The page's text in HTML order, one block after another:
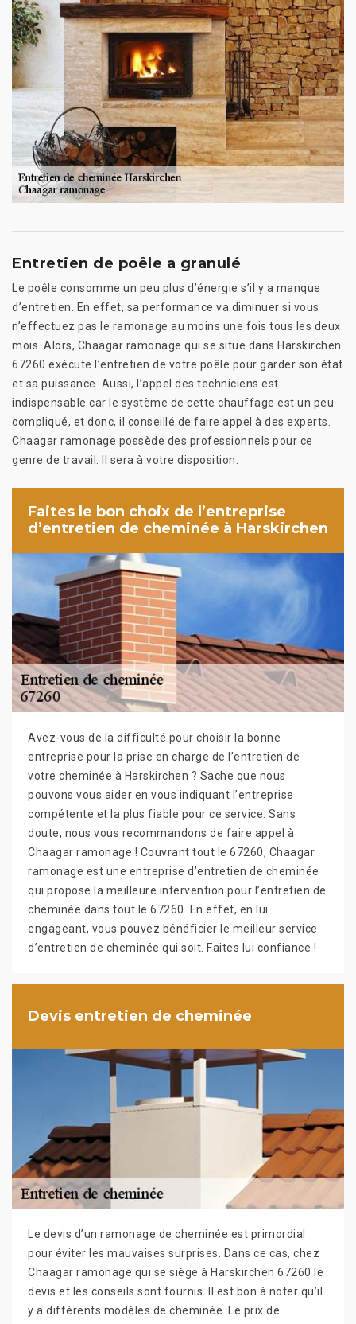
Entretien de poêle a granulé
Le poêle consomme un peu plus d’énergie s’il y a manque
d’entretien. En effet, sa performance va diminuer si vous
n’effectuez pas le ramonage au moins une fois tous les deux
mois. Alors, Chaagar ramonage qui se situe dans Harskirchen
67260 exécute l’entretien de votre poêle pour garder son état
et sa puissance. Aussi, l’appel des techniciens est
indispensable car le système de cette chauffage est un peu
compliqué, et donc, il conseillé de faire appel à des experts.
Chaagar ramonage possède des professionnels pour ce
genre de travail. Il sera à votre disposition.
Faites le bon choix de l’entreprise
d’entretien de cheminée à Harskirchen
Avez-vous de la difficulté pour choisir la bonne
entreprise pour la prise en charge de l’entretien de
votre cheminée à Harskirchen ? Sache que nous
pouvons vous aider en vous indiquant l’entreprise
compétente et la plus fiable pour ce service. Sans
doute, nous vous recommandons de faire appel à
Chaagar ramonage ! Couvrant tout le 67260, Chaagar
ramonage est une entreprise d’entretien de cheminée
qui propose la meilleure intervention pour l’entretien de
cheminée dans tout le 67260. En effet, en lui
engageant, vous pouvez bénéficier le meilleur service
d’entretien de cheminée qui soit. Faites lui confiance !
Devis entretien de cheminée
Le devis d’un ramonage de cheminée est primordial
pour éviter les mauvaises surprises. Dans ce cas, chez
Chaagar ramonage qui se siège à Harskirchen 67260 le
devis et les conseils sont fournis. Il est bon à noter qu’il
y a différents modèles de cheminée. Le prix de